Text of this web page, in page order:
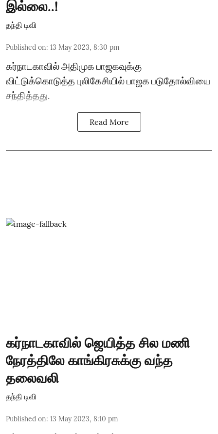
இல்லை..!
தந்தி டிவி
Published on: 13 May 2023, 8:30 pm
கர்நாடகாவில் அதிமுக பாஜகவுக்கு
விட்டுக்கொடுத்த புலிகேசியில் பாஜக படுதோல்வியை
சந்தித்தது.
Read More
கர்நாடகாவில் ஜெயித்த சில மணி
நேரத்திலே காங்கிரசுக்கு வந்த
தலைவலி
தந்தி டிவி
Published on: 13 May 2023, 8:10 pm